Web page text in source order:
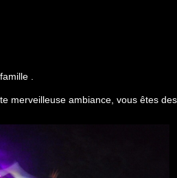
.
merveilleuse ambiance, vous êtes